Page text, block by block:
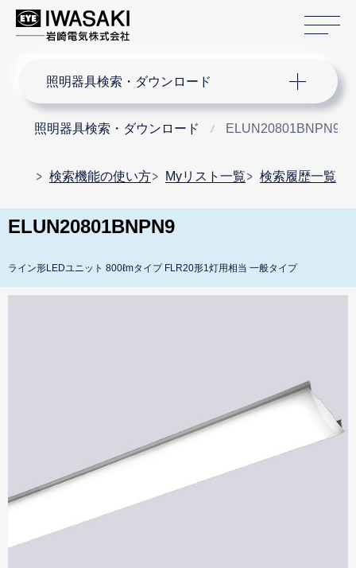
照明器具検索・ダウンロード
照明器具検索・ダウンロード ELUN20801BNPN9
検索機能の使い方 Myリスト一覧 検索履歴一覧
ELUN20801BNPN9
ライン形LEDユニット 800ℓmタイプ FLR20形1灯用相当 一般タイプ